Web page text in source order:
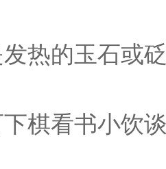
热的玉石或
棋看书小饮